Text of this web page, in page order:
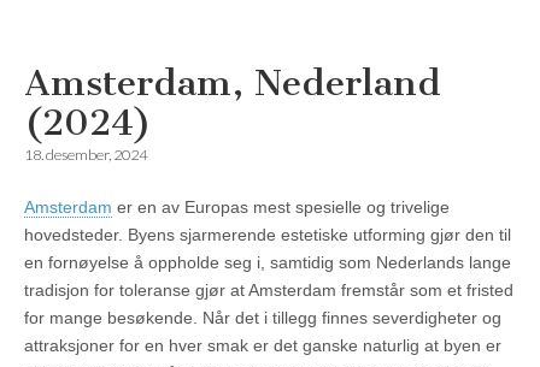
Reisemagazinet
Amsterdam, Nederland
(2024)
18. desember, 2024
Amsterdam er en av Europas mest spesielle og trivelige
hovedsteder. Byens sjarmerende estetiske utforming gjør den til
en fornøyelse å oppholde seg i, samtidig som Nederlands lange
tradisjon for toleranse gjør at Amsterdam fremstår som et fristed
for mange besøkende. Når det i tillegg finnes severdigheter og
attraksjoner for en hver smak er det ganske naturlig at byen er